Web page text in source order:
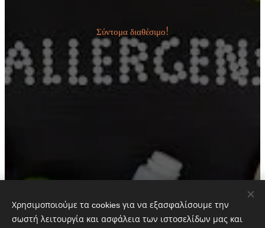
Σύντομα διαθέσιμο!
Χρησιμοποιούμε τα cookies για να εξασφαλίσουμε την
σωστή λειτουργία και ασφάλεια των ιστοσελίδων μας και